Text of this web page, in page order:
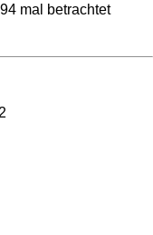
mal betrachtet